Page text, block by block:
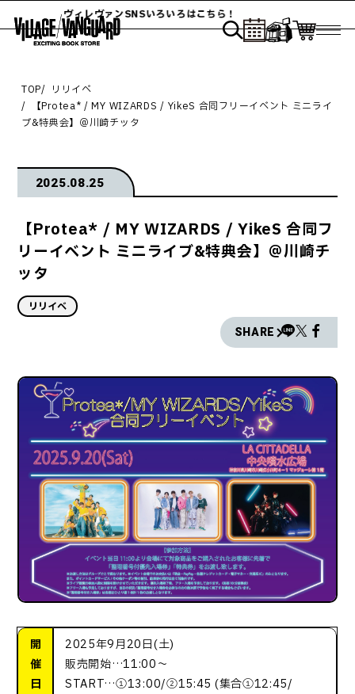
ヴィレヴァンSNSいろいろはこちら！
TOP
リリイベ
【Protea* / MY WIZARDS / YikeS 合同フリーイベント ミニライ
ブ&特典会】＠川崎チッタ
2025.08.25
【Protea* / MY WIZARDS / YikeS 合同フ
リーイベント ミニライブ&特典会】＠川崎チ
ッタ
リリイベ
SHARE
開
催
日
2025年9月20日(土)
販売開始…11:00〜
START…①13:00/②15:45 (集合①12:45/